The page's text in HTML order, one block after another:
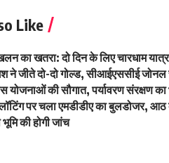
Like
का खतरा: दो दिन के लिए चारधाम
ने जीते दो-दो गोल्ड, सीआईएससीई
योजनाओं की सौगात, पर्यावरण संरक्षण का
पर चला एमडीडीए का बुलडोजर, आठ
की होगी जांच